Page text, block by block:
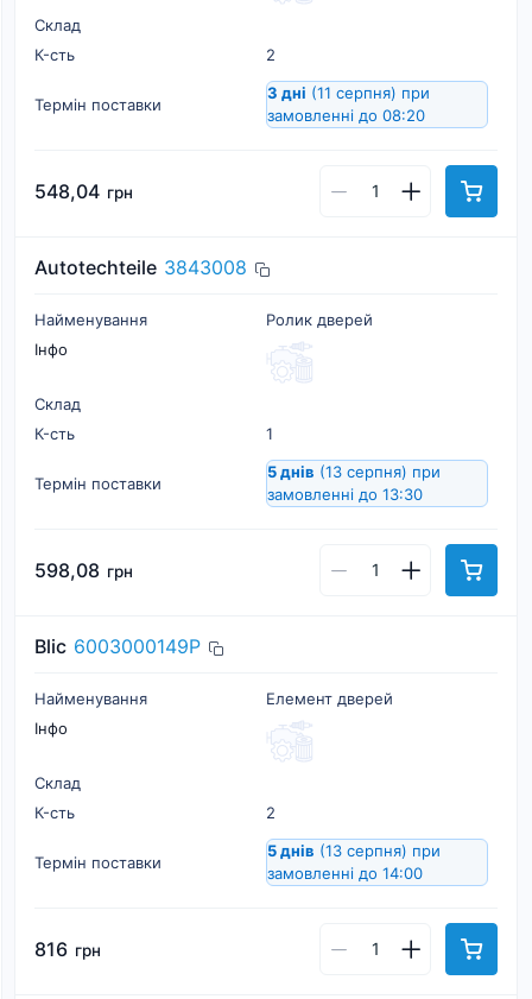
Склад
К-cть
2
Термін поставки
3 дні (11 серпня) при
замовленні до 08:20
548,04 грн
Autotechteile 3843008
Найменування
Ролик дверей
Інфо
Склад
К-cть
1
Термін поставки
5 днів (13 серпня) при
замовленні до 13:30
598,08 грн
Blic 6003000149P
Найменування
Елемент дверей
Інфо
Склад
К-cть
2
Термін поставки
5 днів (13 серпня) при
замовленні до 14:00
816 грн